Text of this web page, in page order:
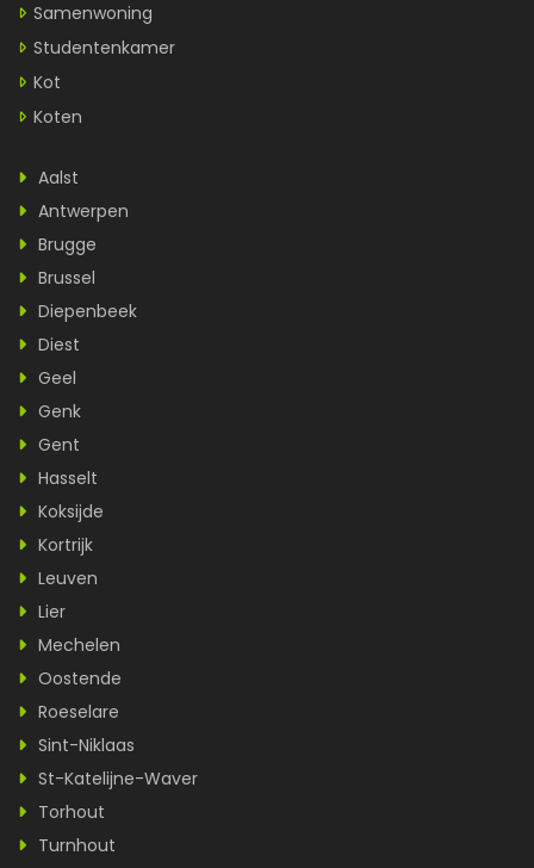
Samenwoning
Studentenkamer
Kot
Koten
Aalst
Antwerpen
Brugge
Brussel
Diepenbeek
Diest
Geel
Genk
Gent
Hasselt
Koksijde
Kortrijk
Leuven
Lier
Mechelen
Oostende
Roeselare
Sint-Niklaas
St-Katelijne-Waver
Torhout
Turnhout